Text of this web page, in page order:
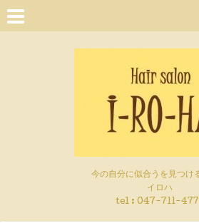
今の自分に似合うを見つけ
イロハ
tel : 047-711-